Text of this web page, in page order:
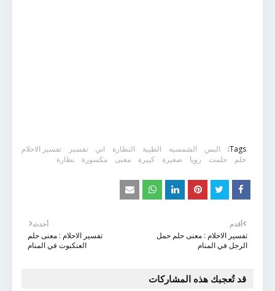
Tags: البس الشمسيه الطبية النظارة اني تفسير
تفسير الاحلام
حلم
حلمت رويا صغيرة كبيرة معنى مكسورة نظارة
أحدث
تفسير الاحلام : معنى حلم
العنكبوت في المنام
أقدم
تفسير الاحلام : معنى حلم حمل
الرجل في المنام
قد تُعجبك هذه المشاركات